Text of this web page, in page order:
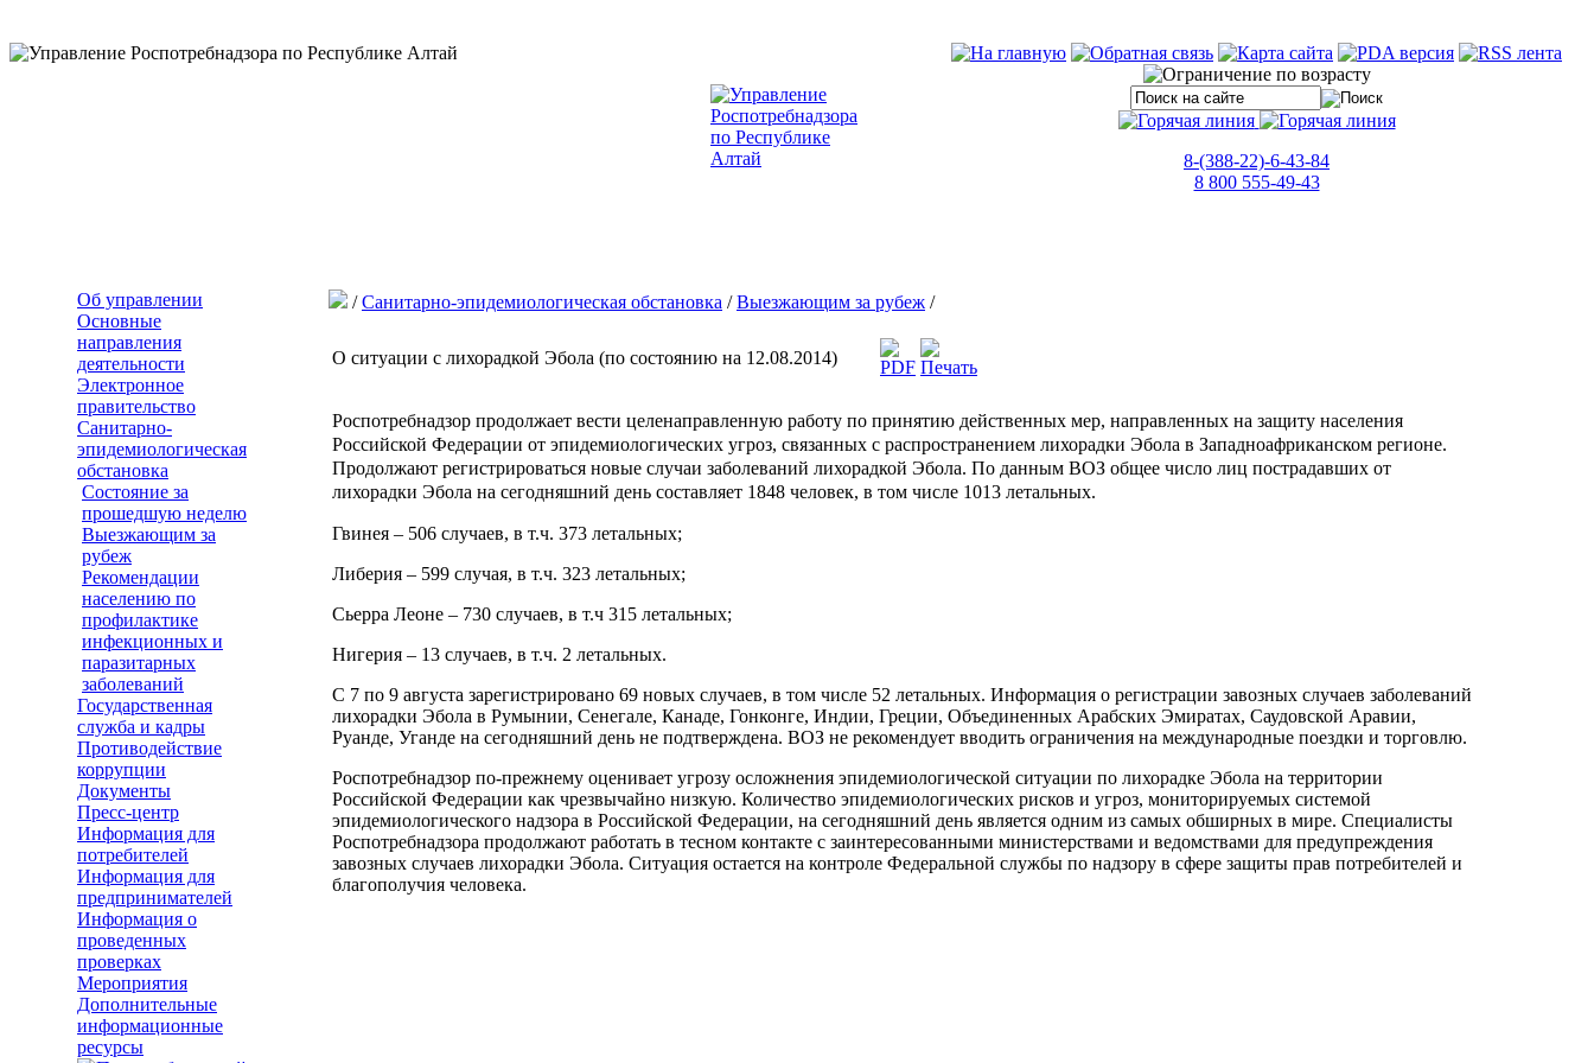
8-(388-22)-6-43-84
8 800 555-49-43
Об управлении
Основные
направления
деятельности
Электронное
правительство
Санитарно-
эпидемиологическая
обстановка
Состояние за
прошедшую неделю
Выезжающим за
рубеж
Рекомендации
населению по
профилактике
инфекционных и
паразитарных
заболеваний
Государственная
служба и кадры
Противодействие
коррупции
Документы
Пресс-центр
Информация для
потребителей
Информация для
предпринимателей
Информация о
проведенных
проверках
Мероприятия
Дополнительные
информационные
ресурсы
/Санитарно-эпидемиологическая обстановка /Выезжающим за рубеж /
О ситуации с лихорадкой Эбола (по состоянию на 12.08.2014)
Роспотребнадзор продолжает вести целенаправленную работу по принятию действенных мер, направленных на защиту населения
Российской Федерации от эпидемиологических угроз, связанных с распространением лихорадки Эбола в Западноафриканском регионе.
Продолжают регистрироваться новые случаи заболеваний лихорадкой Эбола. По данным ВОЗ общее число лиц пострадавших от
лихорадки Эбола на сегодняшний день составляет 1848 человек, в том числе 1013 летальных.
Гвинея – 506 случаев, в т.ч. 373 летальных;
Либерия – 599 случая, в т.ч. 323 летальных;
Сьерра Леоне – 730 случаев, в т.ч 315 летальных;
Нигерия – 13 случаев, в т.ч. 2 летальных.
С 7 по 9 августа зарегистрировано 69 новых случаев, в том числе 52 летальных. Информация о регистрации завозных случаев заболеваний
лихорадки Эбола в Румынии, Сенегале, Канаде, Гонконге, Индии, Греции, Объединенных Арабских Эмиратах, Саудовской Аравии,
Руанде, Уганде на сегодняшний день не подтверждена. ВОЗ не рекомендует вводить ограничения на международные поездки и торговлю.
Роспотребнадзор по-прежнему оценивает угрозу осложнения эпидемиологической ситуации по лихорадке Эбола на территории
Российской Федерации как чрезвычайно низкую. Количество эпидемиологических рисков и угроз, мониторируемых системой
эпидемиологического надзора в Российской Федерации, на сегодняшний день является одним из самых обширных в мире. Специалисты
Роспотребнадзора продолжают работать в тесном контакте с заинтересованными министерствами и ведомствами для предупреждения
завозных случаев лихорадки Эбола. Ситуация остается на контроле Федеральной службы по надзору в сфере защиты прав потребителей и
благополучия человека.